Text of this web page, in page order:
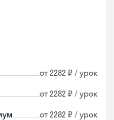
от 2282 ₽ / урок
от 2282 ₽ / урок
от 2282 ₽ / урок